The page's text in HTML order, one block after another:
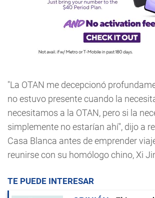
"La OTAN me decepcionó
no estuvo presente cuando la
necesitamos a la OTAN, pero si la
simplemente no estarían ahí", dijo a
Casa Blanca antes de emprender
reunirse con su homólogo chino, Xi
TE PUEDE INTERESAR